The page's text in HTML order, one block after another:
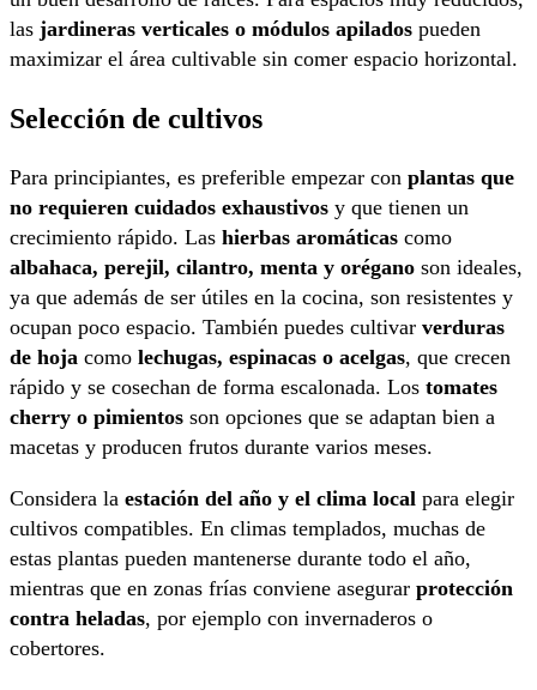
las jardineras verticales o módulos apilados pueden
maximizar el área cultivable sin comer espacio horizontal.
Selección de cultivos
Para principiantes, es preferible empezar con plantas que
no requieren cuidados exhaustivos y que tienen un
crecimiento rápido. Las hierbas aromáticas como
albahaca, perejil, cilantro, menta y orégano son ideales,
ya que además de ser útiles en la cocina, son resistentes y
ocupan poco espacio. También puedes cultivar verduras
de hoja como lechugas, espinacas o acelgas, que crecen
rápido y se cosechan de forma escalonada. Los tomates
cherry o pimientos son opciones que se adaptan bien a
macetas y producen frutos durante varios meses.
Considera la estación del año y el clima local para elegir
cultivos compatibles. En climas templados, muchas de
estas plantas pueden mantenerse durante todo el año,
mientras que en zonas frías conviene asegurar protección
contra heladas, por ejemplo con invernaderos o
cobertores.